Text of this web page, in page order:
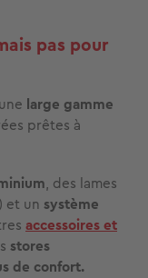
pas pour
large gamme
prêtes à
, des lames
et un système
accessoires et
stores
de confort.